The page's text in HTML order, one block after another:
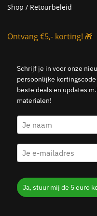
Shop / Retourbeleid
Ontvang €5,- korting! 🎁
Schrijf je in voor onze
persoonlijke
beste deals en updates
materialen!
Ja, stuur mij de 5 euro